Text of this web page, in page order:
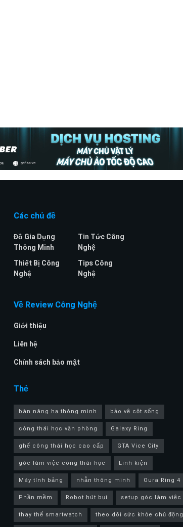
Các chủ đề
Đồ Gia Dụng
Thông Minh
Thiết Bị Công
Nghệ
Tin Tức Công
Nghệ
Tips Công
Nghệ
Về Review Công Nghệ
Giới thiệu
Liên hệ
Chính sách bảo mật
Thẻ
bàn nâng hạ thông minh
bảo vệ cột sống
công thái học văn phòng
Galaxy Ring
ghế công thái học cao cấp
GTA Vice City
góc làm việc công thái học
Linh kiện
Máy tính bảng
nhẫn thông minh
Oura Ring 4
Phần mềm
Robot hút bụi
setup góc làm việc
thay thế smartwatch
theo dõi sức khỏe chủ động